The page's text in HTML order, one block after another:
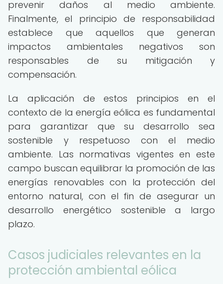
prevenir daños al medio ambiente.
Finalmente, el principio de responsabilidad
establece que aquellos que generan
impactos ambientales negativos son
responsables de su mitigación y
compensación.
La aplicación de estos principios en el
contexto de la energía eólica es fundamental
para garantizar que su desarrollo sea
sostenible y respetuoso con el medio
ambiente. Las normativas vigentes en este
campo buscan equilibrar la promoción de las
energías renovables con la protección del
entorno natural, con el fin de asegurar un
desarrollo energético sostenible a largo
plazo.
Casos judiciales relevantes en la
protección ambiental eólica